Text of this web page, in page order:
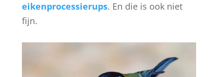
eikenprocessierups. En die is ook niet
fijn.